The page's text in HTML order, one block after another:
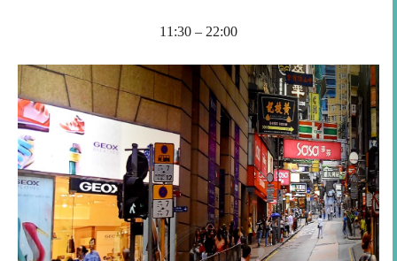
11:30 – 22:00